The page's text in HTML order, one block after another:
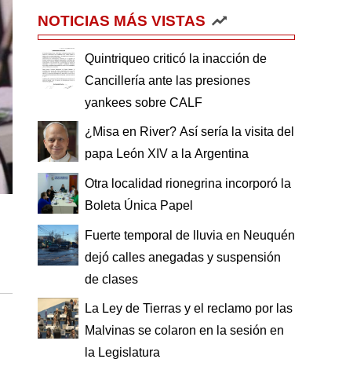
NOTICIAS MÁS VISTAS
Quintriqueo criticó la inacción de
Cancillería ante las presiones
yankees sobre CALF
¿Misa en River? Así sería la visita del
papa León XIV a la Argentina
Otra localidad rionegrina incorporó la
Boleta Única Papel
Fuerte temporal de lluvia en Neuquén
dejó calles anegadas y suspensión
de clases
La Ley de Tierras y el reclamo por las
Malvinas se colaron en la sesión en
la Legislatura